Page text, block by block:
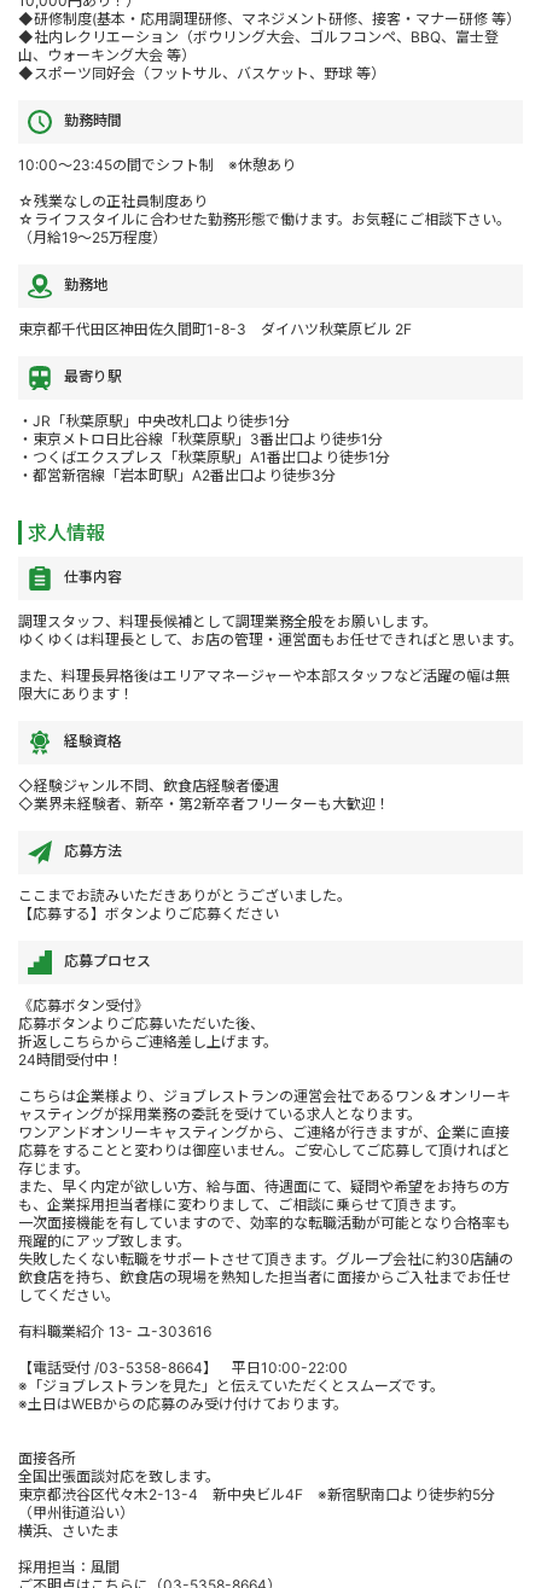
◆研修制度(基本・応用調理研修、マネジメント研修、接客・マナー研修 等）
◆社内レクリエーション（ボウリング大会、ゴルフコンペ、BBQ、富士登
山、ウォーキング大会 等）
◆スポーツ同好会（フットサル、バスケット、野球 等）
勤務時間
10:00～23:45の間でシフト制 ※休憩あり
☆残業なしの正社員制度あり
☆ライフスタイルに合わせた勤務形態で働けます。お気軽にご相談下さい。
（月給19～25万程度）
勤務地
東京都千代田区神田佐久間町1-8-3 ダイハツ秋葉原ビル 2F
最寄り駅
・JR「秋葉原駅」中央改札口より徒歩1分
・東京メトロ日比谷線「秋葉原駅」3番出口より徒歩1分
・つくばエクスプレス「秋葉原駅」A1番出口より徒歩1分
・都営新宿線「岩本町駅」A2番出口より徒歩3分
求人情報
仕事内容
調理スタッフ、料理長候補として調理業務全般をお願いします。
ゆくゆくは料理長として、お店の管理・運営面もお任せできればと思います。
また、料理長昇格後はエリアマネージャーや本部スタッフなど活躍の幅は無
限大にあります！
経験資格
◇経験ジャンル不問、飲食店経験者優遇
◇業界未経験者、新卒・第2新卒者フリーターも大歓迎！
応募方法
ここまでお読みいただきありがとうございました。
【応募する】ボタンよりご応募ください
応募プロセス
《応募ボタン受付》
応募ボタンよりご応募いただいた後、
折返しこちらからご連絡差し上げます。
24時間受付中！
こちらは企業様より、ジョブレストランの運営会社であるワン＆オンリーキ
ャスティングが採用業務の委託を受けている求人となります。
ワンアンドオンリーキャスティングから、ご連絡が行きますが、企業に直接
応募をすることと変わりは御座いません。ご安心してご応募して頂ければと
存じます。
また、早く内定が欲しい方、給与面、待遇面にて、疑問や希望をお持ちの方
も、企業採用担当者様に変わりまして、ご相談に乗らせて頂きます。
一次面接機能を有していますので、効率的な転職活動が可能となり合格率も
飛躍的にアップ致します。
失敗したくない転職をサポートさせて頂きます。グループ会社に約30店舗の
飲食店を持ち、飲食店の現場を熟知した担当者に面接からご入社までお任せ
してください。
有料職業紹介 13- ユ-303616
【電話受付 /03-5358-8664】 平日10:00-22:00
※「ジョブレストランを見た」と伝えていただくとスムーズです。
※土日はWEBからの応募のみ受け付けております。
面接各所
全国出張面談対応を致します。
東京都渋谷区代々木2-13-4 新中央ビル4F ※新宿駅南口より徒歩約5分
（甲州街道沿い）
横浜、さいたま
採用担当：風間